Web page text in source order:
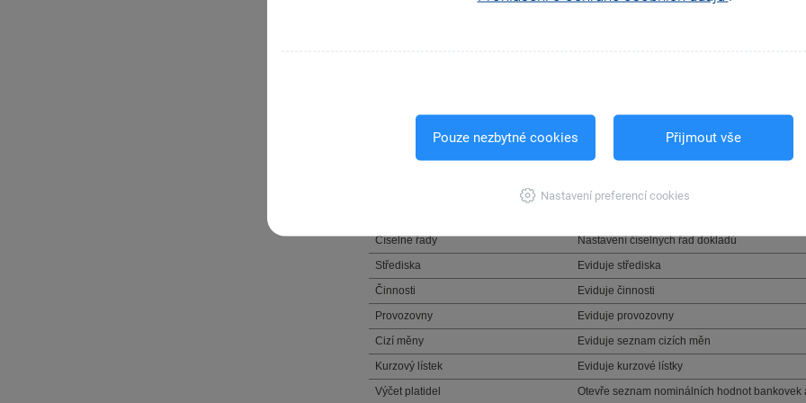
Pouze nezbytné cookies Přijmout vše
Nastavení preferencí cookies
Nastavení internetových obchodů
Otevře nastavení internetových obchodů
Parametry internetových obchodů
Otevře nastavení parametrů pro internetové
Kategorie internetových obchodů
Otevře agendu pro zadání kategorií
Otevře agendu pro vytvoření skupiny zásob
Číselné řady
Nastavení číselných řad dokladů
Střediska
Eviduje střediska
Činnosti
Eviduje činnosti
Provozovny
Eviduje provozovny
Cizí měny
Eviduje seznam cizích měn
Kurzový lístek
Eviduje kurzové lístky
Výčet platidel
Otevře seznam nominálních hodnot bankovek